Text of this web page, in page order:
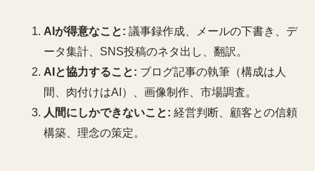
AIが得意なこと: 議事録作成、メールの下書き、デ
ータ集計、SNS投稿のネタ出し、翻訳。
AIと協力すること: ブログ記事の執筆（構成は人
間、肉付けはAI）、画像制作、市場調査。
人間にしかできないこと: 経営判断、顧客との信頼
構築、理念の策定。